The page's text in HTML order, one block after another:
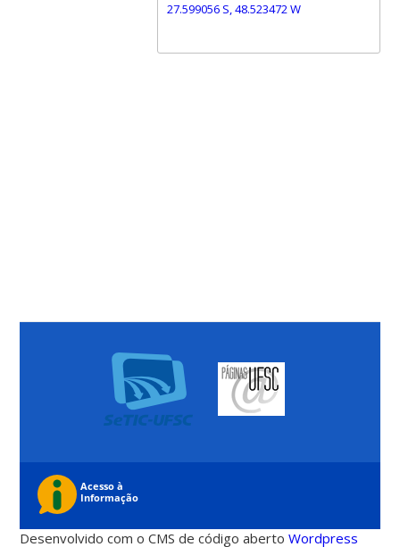
27.599056 S, 48.523472 W
Desenvolvido com o CMS de código abertoWordpress